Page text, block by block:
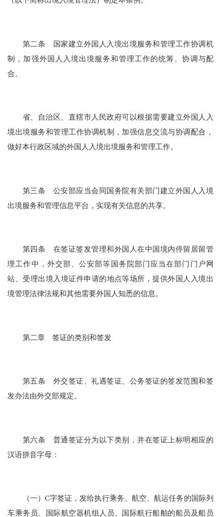
第二条 国家建立外国人入境出境服务和管理工作协调机
制，加强外国人入境出境服务和管理工作的统筹、协调与配
合。
省、自治区、直辖市人民政府可以根据需要建立外国人入
境出境服务和管理工作协调机制，加强信息交流与协调配合，
做好本行政区域的外国人入境出境服务和管理工作。
第三条 公安部应当会同国务院有关部门建立外国人入境
出境服务和管理信息平台，实现有关信息的共享。
第四条 在签证签发管理和外国人在中国境内停留居留管
理工作中，外交部、公安部等国务院部门应当在部门门户网
站、受理出境入境证件申请的地点等场所，提供外国人入境出
境管理法律法规和其他需要外国人知悉的信息。
第二章 签证的类别和签发
第五条 外交签证、礼遇签证、公务签证的签发范围和签
发办法由外交部规定。
第六条 普通签证分为以下类别，并在签证上标明相应的
汉语拼音字母：
（一）C字签证，发给执行乘务、航空、航运任务的国际列
车乘务员、国际航空器机组人员、国际航行船舶的船员及船员